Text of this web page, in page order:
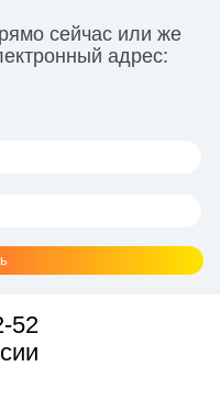
сейчас или же
адрес:
52